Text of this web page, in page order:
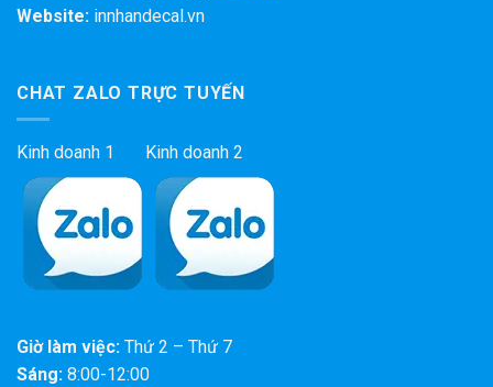
Website: innhandecal.vn
CHAT ZALO TRỰC TUYẾN
Kinh doanh 1 Kinh doanh 2
Giờ làm việc: Thứ 2 – Thứ 7
Sáng: 8:00-12:00